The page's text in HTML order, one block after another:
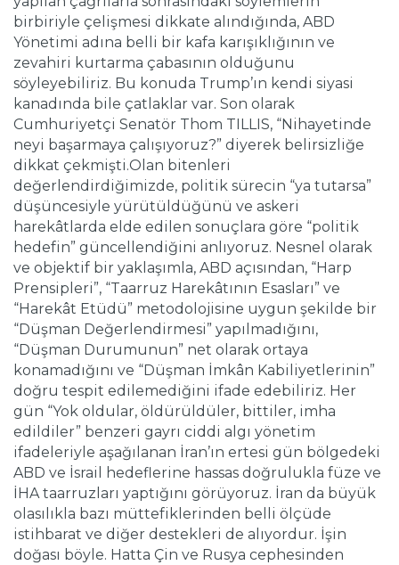
birbiriyle çelişmesi dikkate alındığında, ABD
Yönetimi adına belli bir kafa karışıklığının ve
zevahiri kurtarma çabasının olduğunu
söyleyebiliriz. Bu konuda Trump’ın kendi siyasi
kanadında bile çatlaklar var. Son olarak
Cumhuriyetçi Senatör Thom TILLIS, “Nihayetinde
neyi başarmaya çalışıyoruz?” diyerek belirsizliğe
dikkat çekmişti.Olan bitenleri
değerlendirdiğimizde, politik sürecin “ya tutarsa”
düşüncesiyle yürütüldüğünü ve askeri
harekâtlarda elde edilen sonuçlara göre “politik
hedefin” güncellendiğini anlıyoruz. Nesnel olarak
ve objektif bir yaklaşımla, ABD açısından, “Harp
Prensipleri”, “Taarruz Harekâtının Esasları” ve
“Harekât Etüdü” metodolojisine uygun şekilde bir
“Düşman Değerlendirmesi” yapılmadığını,
“Düşman Durumunun” net olarak ortaya
konamadığını ve “Düşman İmkân Kabiliyetlerinin”
doğru tespit edilemediğini ifade edebiliriz. Her
gün “Yok oldular, öldürüldüler, bittiler, imha
edildiler” benzeri gayrı ciddi algı yönetim
ifadeleriyle aşağılanan İran’ın ertesi gün bölgedeki
ABD ve İsrail hedeflerine hassas doğrulukla füze ve
İHA taarruzları yaptığını görüyoruz. İran da büyük
olasılıkla bazı müttefiklerinden belli ölçüde
istihbarat ve diğer destekleri de alıyordur. İşin
doğası böyle. Hatta Çin ve Rusya cephesinden